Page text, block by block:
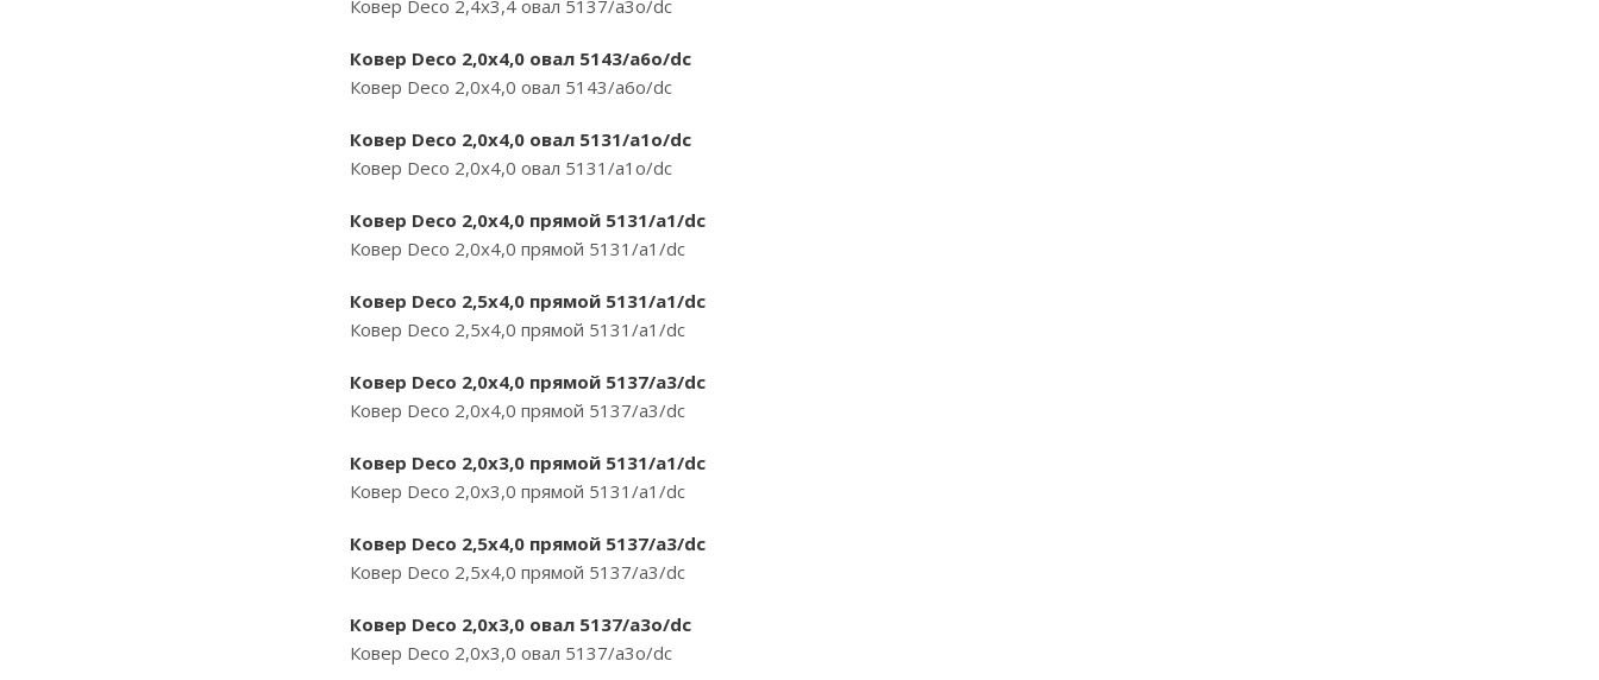
Ковер Deco 2,4х3,4 овал 5137/a3o/dc
Ковер Deco 2,0х4,0 овал 5143/a6o/dc
Ковер Deco 2,0х4,0 овал 5143/a6o/dc
Ковер Deco 2,0х4,0 овал 5131/a1o/dc
Ковер Deco 2,0х4,0 овал 5131/a1o/dc
Ковер Deco 2,0х4,0 прямой 5131/a1/dc
Ковер Deco 2,0х4,0 прямой 5131/a1/dc
Ковер Deco 2,5х4,0 прямой 5131/a1/dc
Ковер Deco 2,5х4,0 прямой 5131/a1/dc
Ковер Deco 2,0х4,0 прямой 5137/a3/dc
Ковер Deco 2,0х4,0 прямой 5137/a3/dc
Ковер Deco 2,0х3,0 прямой 5131/a1/dc
Ковер Deco 2,0х3,0 прямой 5131/a1/dc
Ковер Deco 2,5х4,0 прямой 5137/a3/dc
Ковер Deco 2,5х4,0 прямой 5137/a3/dc
Ковер Deco 2,0х3,0 овал 5137/a3o/dc
Ковер Deco 2,0х3,0 овал 5137/a3o/dc